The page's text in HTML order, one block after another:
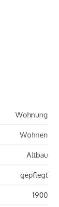
Wohnung
Wohnen
Altbau
gepflegt
1900